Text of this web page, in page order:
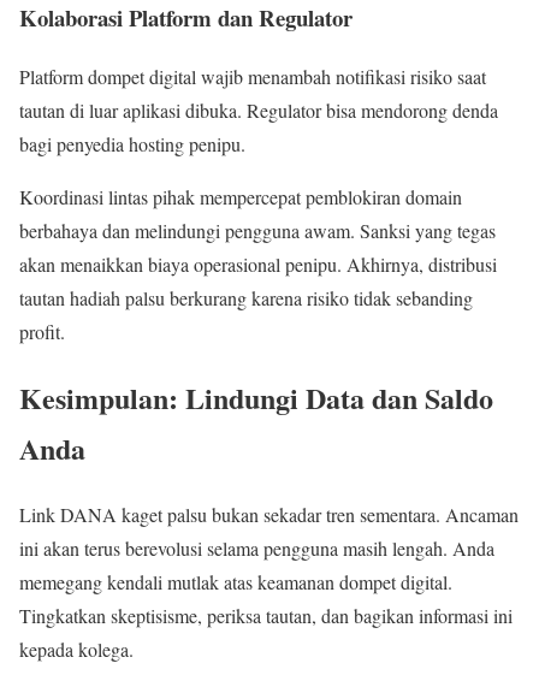
Kolaborasi Platform dan Regulator
Platform dompet digital wajib menambah notifikasi risiko saat
tautan di luar aplikasi dibuka. Regulator bisa mendorong denda
bagi penyedia hosting penipu.
Koordinasi lintas pihak mempercepat pemblokiran domain
berbahaya dan melindungi pengguna awam. Sanksi yang tegas
akan menaikkan biaya operasional penipu. Akhirnya, distribusi
tautan hadiah palsu berkurang karena risiko tidak sebanding
profit.
Kesimpulan: Lindungi Data dan Saldo
Anda
Link DANA kaget palsu bukan sekadar tren sementara. Ancaman
ini akan terus berevolusi selama pengguna masih lengah. Anda
memegang kendali mutlak atas keamanan dompet digital.
Tingkatkan skeptisisme, periksa tautan, dan bagikan informasi ini
kepada kolega.